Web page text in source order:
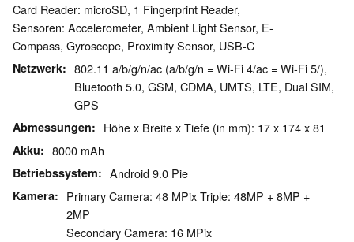
Card Reader: microSD, 1 Fingerprint Reader,
Sensoren: Accelerometer, Ambient Light Sensor, E-
Compass, Gyroscope, Proximity Sensor, USB-C
Netzwerk
802.11 a/b/g/n/ac (a/b/g/n = Wi-Fi 4/ac = Wi-Fi 5/),
Bluetooth 5.0, GSM, CDMA, UMTS, LTE, Dual SIM,
GPS
Abmessungen Höhe x Breite x Tiefe (in mm): 17 x 174 x 81
Akku 8000 mAh
Betriebssystem Android 9.0 Pie
Kamera
Primary Camera: 48 MPix Triple: 48MP + 8MP +
2MP
Secondary Camera: 16 MPix